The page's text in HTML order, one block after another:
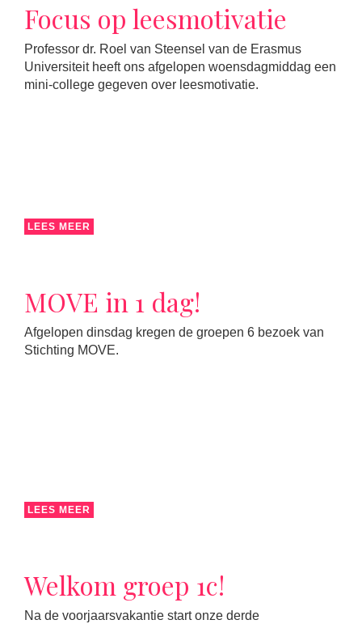
Focus op leesmotivatie
Professor dr. Roel van Steensel van de Erasmus
Universiteit heeft ons afgelopen woensdagmiddag een
mini-college gegeven over leesmotivatie.
LEES MEER
MOVE in 1 dag!
Afgelopen dinsdag kregen de groepen 6 bezoek van
Stichting MOVE.
LEES MEER
Welkom groep 1c!
Na de voorjaarsvakantie start onze derde